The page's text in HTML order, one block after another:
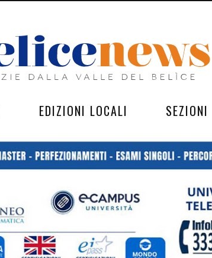
EDIZIONI LOCALI SEZIONI